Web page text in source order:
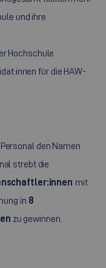
und ihre
Hochschule
für die HAW-
den Namen
strebt die
mit
in 8
zu gewinnen.